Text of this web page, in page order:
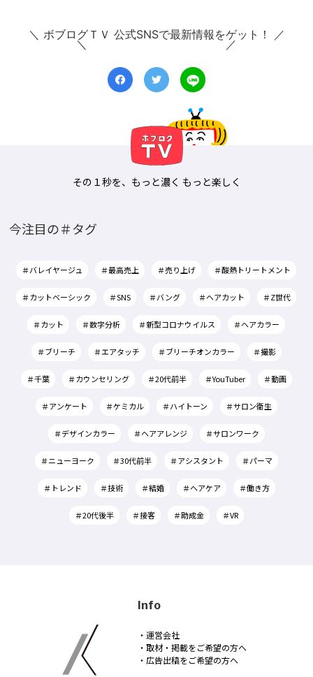
＼ ボブログＴＶ 公式SNSで最新情報をゲット！ ／
その１秒を、もっと濃く もっと楽しく
今注目の＃タグ
＃バレイヤージュ ＃最高売上 ＃売り上げ ＃酸熱トリートメント
＃カットベーシック ＃SNS ＃バング ＃ヘアカット ＃Z世代
＃カット ＃数字分析 ＃新型コロナウイルス ＃ヘアカラー
＃ブリーチ ＃エアタッチ ＃ブリーチオンカラー ＃撮影
＃千葉 ＃カウンセリング ＃20代前半 ＃YouTuber ＃動画
＃アンケート ＃ケミカル ＃ハイトーン ＃サロン衛生
＃デザインカラー ＃ヘアアレンジ ＃サロンワーク
＃ニューヨーク ＃30代前半 ＃アシスタント ＃パーマ
＃トレンド ＃技術 ＃結婚 ＃ヘアケア ＃働き方
＃20代後半 ＃接客 ＃助成金 ＃VR
Info
・運営会社
・取材・掲載をご希望の方へ
・広告出稿をご希望の方へ